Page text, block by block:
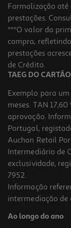
Formalização até
prestações.
***O valor da
compra,
prestações
de Crédito.
TAEG DO
Exemplo para
meses. TAN
aprovação.
Portugal,
Auchan Retail
Intermediário de
exclusividade,
7952.
Informação
intermediação de
Ao longo do ano